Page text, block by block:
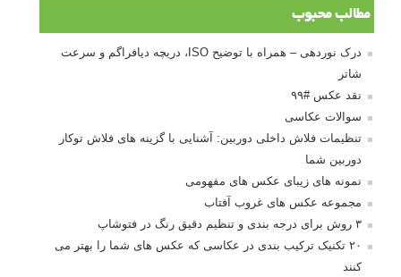
مطالب محبوب
درک نوردهی – همراه با توضیح ISO، دریچه دیافراگم و سرعت
شاتر
نقد عکس #۹۹
سوالات عکاسی
تنظیمات فلاش داخلی دوربین: آشنایی با گزینه های فلاش توکار
دوربین شما
نمونه های زیبای عکس های مفهومی
مجموعه عکس های غروب آفتاب
۳ روش برای درجه بندی و تنظیم دقیق رنگ در فتوشاپ
۲۰ تکنیک ترکیب بندی در عکاسی که عکس های شما را بهتر می
کنند